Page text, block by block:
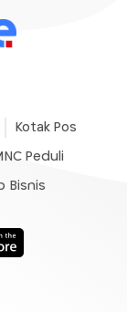
Kotak Pos
Peduli
Bisnis